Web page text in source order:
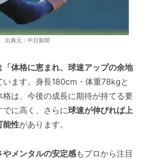
出典元：中日新聞
「体格に恵まれ、球速アップの余地
います。身長180cm・体重78kgと
は、今後の成長に期待が持てる要
に高く、さらに球速が伸びれば上
能性があります。
やメンタルの安定感もプロから注目